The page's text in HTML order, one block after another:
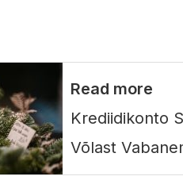
Read more
Krediidikonto
Võlast